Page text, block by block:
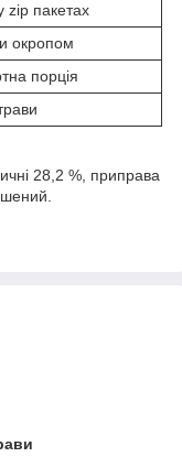
zip пакетах
окропом
порція
28,2 %, приправа